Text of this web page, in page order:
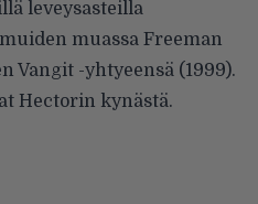
leveysasteilla
muassa Freeman
Vangit -yhtyeensä (1999).
Hectorin kynästä.